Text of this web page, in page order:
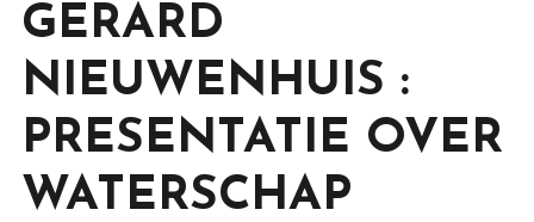
GERARD
NIEUWENHUIS :
PRESENTATIE OVER
WATERSCHAP